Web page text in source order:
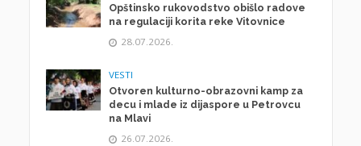
Opštinsko rukovodstvo obišlo radove
na regulaciji korita reke Vitovnice
28.07.2026.
VESTI
Otvoren kulturno-obrazovni kamp za
decu i mlade iz dijaspore u Petrovcu
na Mlavi
26.07.2026.